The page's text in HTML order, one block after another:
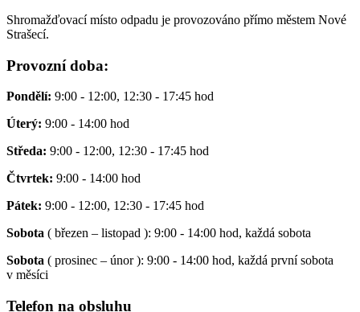
Shromažďovací místo odpadu je provozováno přímo městem Nové
Strašecí.
Provozní doba:
Pondělí: 9:00 - 12:00, 12:30 - 17:45 hod
Úterý: 9:00 - 14:00 hod
Středa: 9:00 - 12:00, 12:30 - 17:45 hod
Čtvrtek: 9:00 - 14:00 hod
Pátek: 9:00 - 12:00, 12:30 - 17:45 hod
Sobota ( březen – listopad ): 9:00 - 14:00 hod, každá sobota
Sobota ( prosinec – únor ): 9:00 - 14:00 hod, každá první sobota
v měsíci
Telefon na obsluhu